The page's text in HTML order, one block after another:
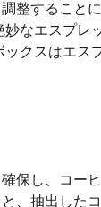
整すること
なエスプレ
クスはエス
保し、コー
、抽出した